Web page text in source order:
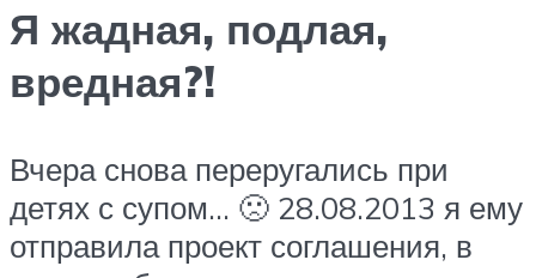
Я жадная, подлая,
вредная?!
Вчера снова переругались при
детях с супом… 🙁 28.08.2013 я ему
отправила проект соглашения, в